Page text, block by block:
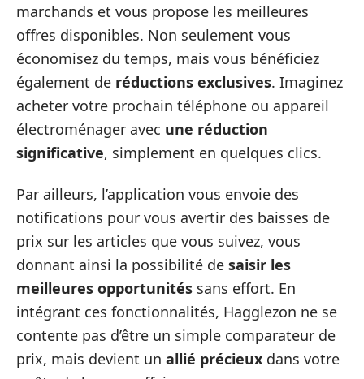
marchands et vous propose les meilleures
offres disponibles. Non seulement vous
économisez du temps, mais vous bénéficiez
également de réductions exclusives. Imaginez
acheter votre prochain téléphone ou appareil
électroménager avec une réduction
significative, simplement en quelques clics.
Par ailleurs, l’application vous envoie des
notifications pour vous avertir des baisses de
prix sur les articles que vous suivez, vous
donnant ainsi la possibilité de saisir les
meilleures opportunités sans effort. En
intégrant ces fonctionnalités, Hagglezon ne se
contente pas d’être un simple comparateur de
prix, mais devient un allié précieux dans votre